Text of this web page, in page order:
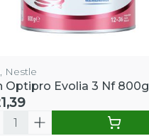
Nestle
Optipro Evolia 3 Nf 800g